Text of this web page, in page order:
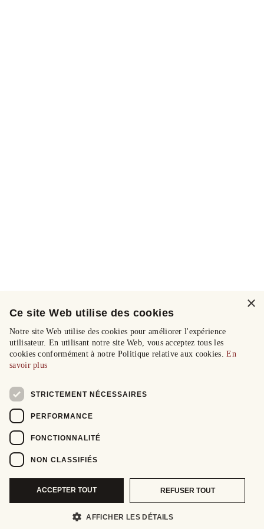
×
Ce site Web utilise des cookies
Notre site Web utilise des cookies pour améliorer l'expérience
utilisateur. En utilisant notre site Web, vous acceptez tous les
cookies conformément à notre Politique relative aux cookies.En
savoir plus
STRICTEMENT NÉCESSAIRES
PERFORMANCE
FONCTIONNALITÉ
NON CLASSIFIÉS
ACCEPTER TOUT REFUSER TOUT
AFFICHER LES DÉTAILS